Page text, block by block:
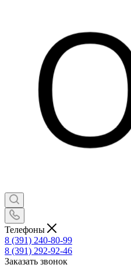
Телефоны
8 (391) 240-80-99
8 (391) 292-92-46
Заказать звонок